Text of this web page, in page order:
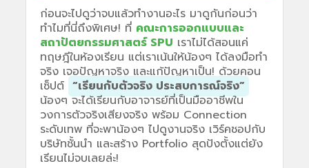
ก่อนจะไปดูว่าจบแล้วทำงานอะไร มาดูกันก่อนว่า
ทำไมที่นี่ถึงพิเศษ! ที่ คณะการออกแบบและ
สถาปัตยกรรมศาสตร์ SPU เราไม่ได้สอนแค่
ทฤษฎีในห้องเรียน แต่เราเน้นให้น้องๆ ได้ลงมือทำ
จริง เจอปัญหาจริง และแก้ปัญหาเป็น! ด้วยคอน
เซ็ปต์ “เรียนกับตัวจริง ประสบการณ์จริง”
น้องๆ จะได้เรียนกับอาจารย์ที่เป็นมืออาชีพใน
วงการตัวจริงเสียงจริง พร้อม Connection
ระดับเทพ ที่จะพาน้องๆ ไปดูงานจริง เวิร์คชอปกับ
บริษัทชั้นนำ และสร้าง Portfolio สุดปังตั้งแต่ยัง
เรียนไม่จบเลยล่ะ!